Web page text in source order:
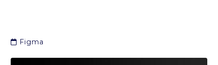
Figma